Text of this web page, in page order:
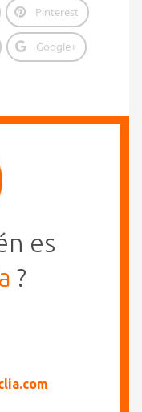
Pinterest
Google+
es
?